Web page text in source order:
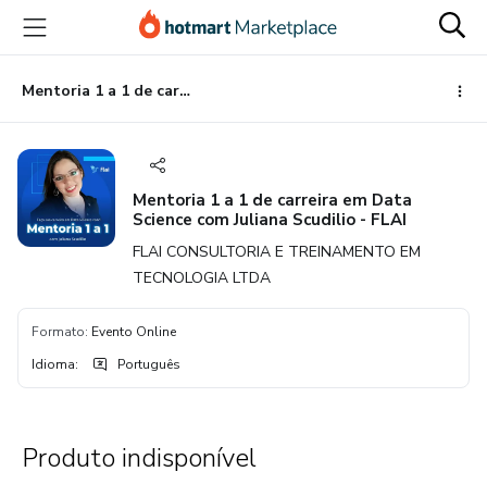
para
conteúdo
principal
para
pagamento
para
rodapé
Mentoria 1 a 1 de carreira em Data Science com Juliana Scudilio - FLAI
Mentoria 1 a 1 de carreira em Data
Science com Juliana Scudilio - FLAI
FLAI CONSULTORIA E TREINAMENTO EM
TECNOLOGIA LTDA
Formato: Evento Online
Idioma: Português
Produto indisponível